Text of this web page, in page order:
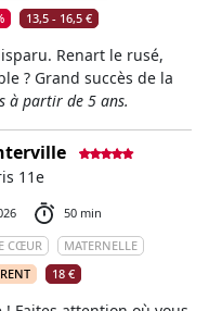
13,5 - 16,5 €
Renart le rusé,
? Grand succès de la
à partir de 5 ans.
11e
50 min
CŒUR
MATERNELLE
18 €